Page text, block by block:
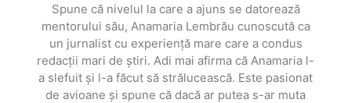
Spune că nivelul la care a ajuns se datorează
mentorului său, Anamaria Lembrău cunoscută ca
un jurnalist cu experiență mare care a condus
redacții mari de știri. Adi mai afirma că Anamaria l-
a slefuit și l-a făcut să strălucească. Este pasionat
de avioane și spune că dacă ar putea s-ar muta